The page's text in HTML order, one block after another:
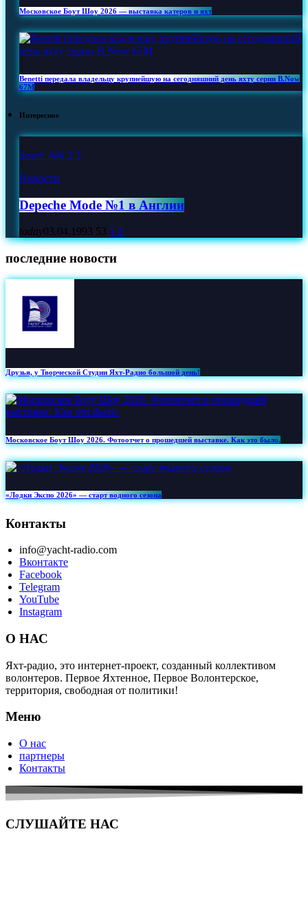
Московское Боут Шоу 2026 — выставка катеров и яхт
Benetti передала владельцу крупнейшую на сегодняшний день яхту серии B.Now
67M
Интересное
insert_link 2 1
Новости
Depeche Mode №1 в Англии
today03.04.1993 53 1 2
последние новости
Друзья, у Творческой Студии Яхт‑Радио большой день!
Московское Боут Шоу 2026. Фотоотчет о прошедшей выставке. Как это было.
«Лодки Экспо 2026» — старт водного сезона
Контакты
info@yacht-radio.com
Вконтакте
Facebook
Telegram
YouTube
Instagram
О НАС
Яхт-радио, это интернет-проект, созданный коллективом
волонтеров. Первое Яхтенное, Первое Волонтерское,
территория, свободная от политики!
Меню
О нас
партнеры
Контакты
СЛУШАЙТЕ НАС